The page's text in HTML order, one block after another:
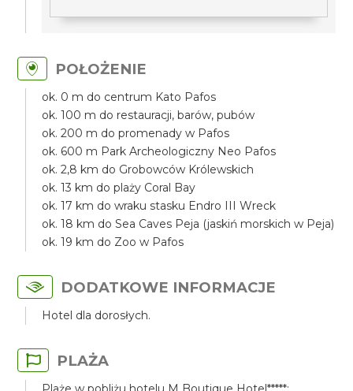
POŁOŻENIE
ok. 0 m do centrum Kato Pafos
ok. 100 m do restauracji, barów, pubów
ok. 200 m do promenady w Pafos
ok. 600 m Park Archeologiczny Neo Pafos
ok. 2,8 km do Grobowców Królewskich
ok. 13 km do plaży Coral Bay
ok. 17 km do wraku stasku Endro III Wreck
ok. 18 km do Sea Caves Peja (jaskiń morskich w Peja)
ok. 19 km do Zoo w Pafos
DODATKOWE INFORMACJE
Hotel dla dorosłych.
PLAŻA